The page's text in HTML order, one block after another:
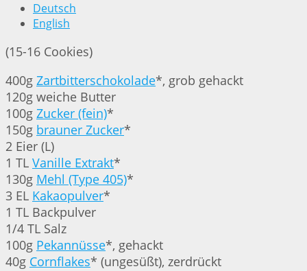
Deutsch
English
(15-16 Cookies)
400g Zartbitterschokolade*, grob gehackt
120g weiche Butter
100g Zucker (fein)*
150g brauner Zucker*
2 Eier (L)
1 TL Vanille Extrakt*
130g Mehl (Type 405)*
3 EL Kakaopulver*
1 TL Backpulver
1/4 TL Salz
100g Pekannüsse*, gehackt
40g Cornflakes* (ungesüßt), zerdrückt